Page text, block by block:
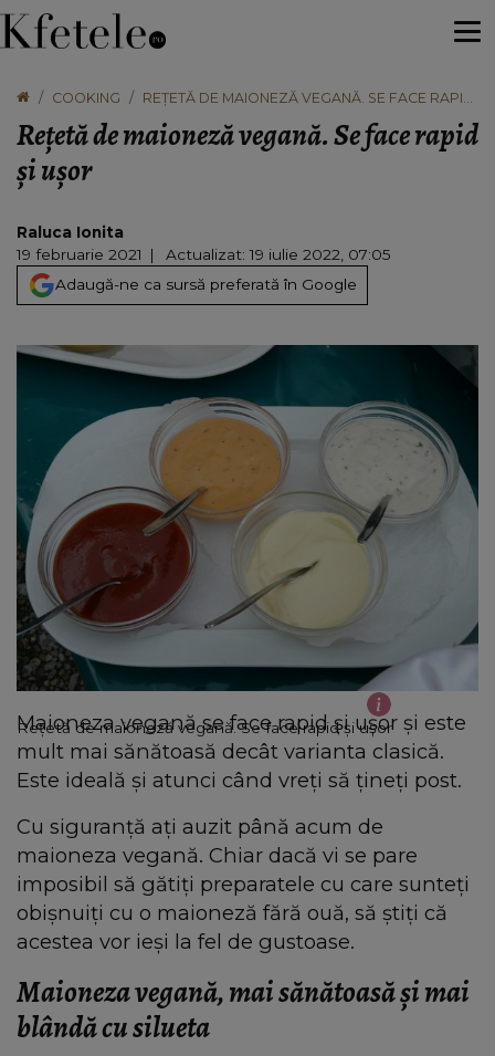
COOKING
REȚETĂ DE MAIONEZĂ VEGANĂ. SE FACE RAPID
Rețetă de maioneză vegană. Se face rapid
și ușor
Raluca Ionita
19 februarie 2021
Actualizat: 19 iulie 2022, 07:05
Adaugă-ne ca sursă preferată în Google
Rețetă de maioneză vegană. Se face rapid și ușor
Maioneza vegană se face rapid și ușor și este
mult mai sănătoasă decât varianta clasică.
Este ideală și atunci când vreți să țineți post.
Cu siguranță ați auzit până acum de
maioneza vegană. Chiar dacă vi se pare
imposibil să gătiți preparatele cu care sunteți
obișnuiți cu o maioneză fără ouă, să știți că
acestea vor ieși la fel de gustoase.
Maioneza vegană, mai sănătoasă și mai
blândă cu silueta